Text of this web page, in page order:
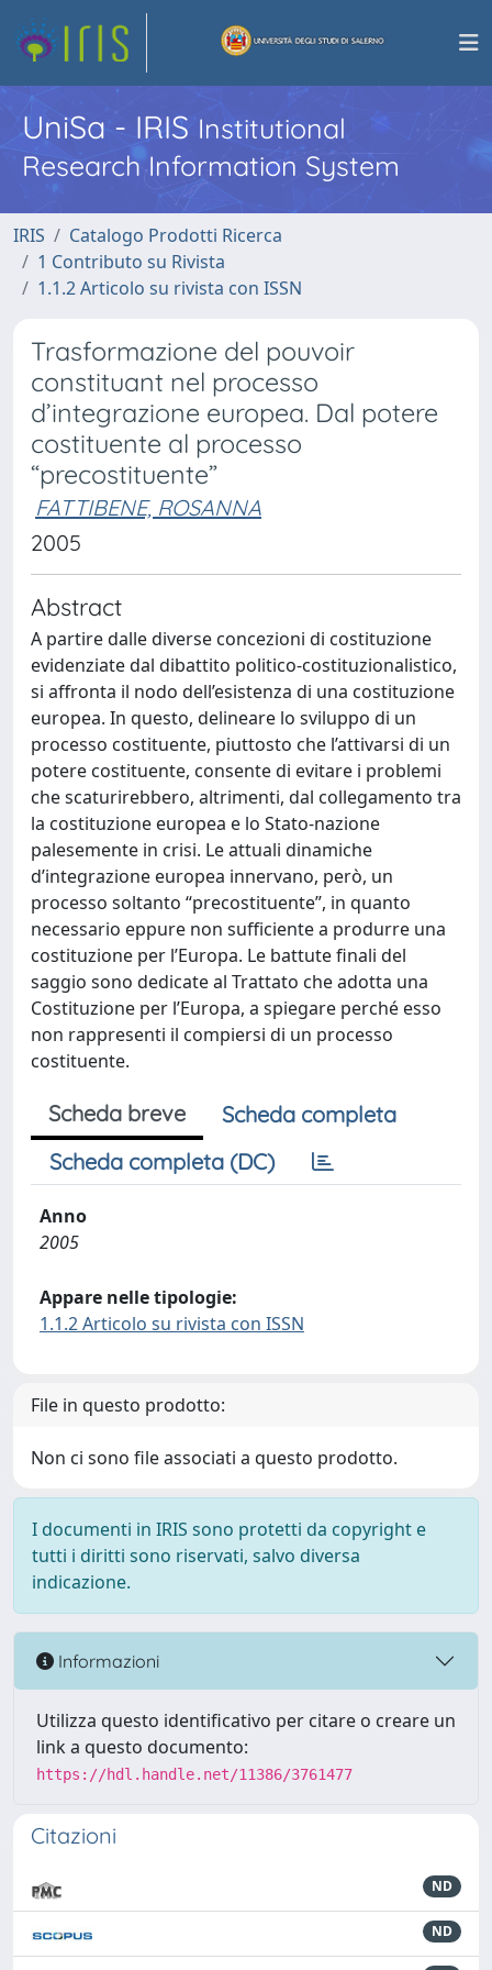
UniSa - IRISInstitutional
Research Information System
IRIS
Catalogo Prodotti Ricerca
1 Contributo su Rivista
1.1.2 Articolo su rivista con ISSN
Trasformazione del pouvoir
constituant nel processo
d’integrazione europea. Dal potere
costituente al processo
“precostituente”
FATTIBENE, ROSANNA
2005
Abstract
A partire dalle diverse concezioni di costituzione
evidenziate dal dibattito politico-costituzionalistico,
si affronta il nodo dell’esistenza di una costituzione
europea. In questo, delineare lo sviluppo di un
processo costituente, piuttosto che l’attivarsi di un
potere costituente, consente di evitare i problemi
che scaturirebbero, altrimenti, dal collegamento tra
la costituzione europea e lo Stato-nazione
palesemente in crisi. Le attuali dinamiche
d’integrazione europea innervano, però, un
processo soltanto “precostituente”, in quanto
necessario eppure non sufficiente a produrre una
costituzione per l’Europa. Le battute finali del
saggio sono dedicate al Trattato che adotta una
Costituzione per l’Europa, a spiegare perché esso
non rappresenti il compiersi di un processo
costituente.
Scheda breve
Scheda completa
Scheda completa (DC)
Anno
2005
Appare nelle tipologie:
1.1.2 Articolo su rivista con ISSN
File in questo prodotto:
Non ci sono file associati a questo prodotto.
I documenti in IRIS sono protetti da copyright e
tutti i diritti sono riservati, salvo diversa
indicazione.
Informazioni
Utilizza questo identificativo per citare o creare un
link a questo documento:
https://hdl.handle.net/11386/3761477
Citazioni
ND
ND